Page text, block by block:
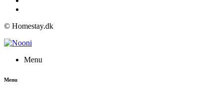
© Homestay.dk
Menu
Menu